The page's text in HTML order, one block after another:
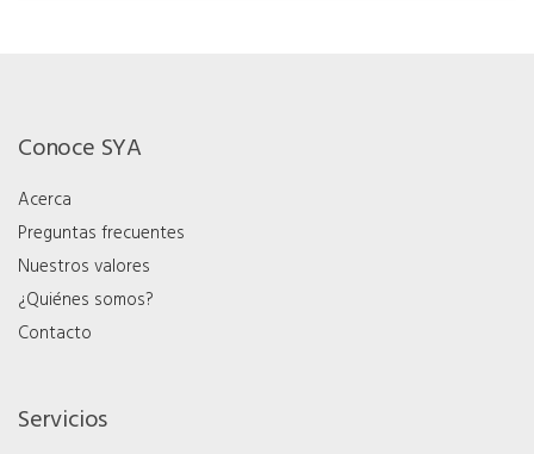
Conoce SYA
Acerca
Preguntas frecuentes
Nuestros valores
¿Quiénes somos?
Contacto
Servicios